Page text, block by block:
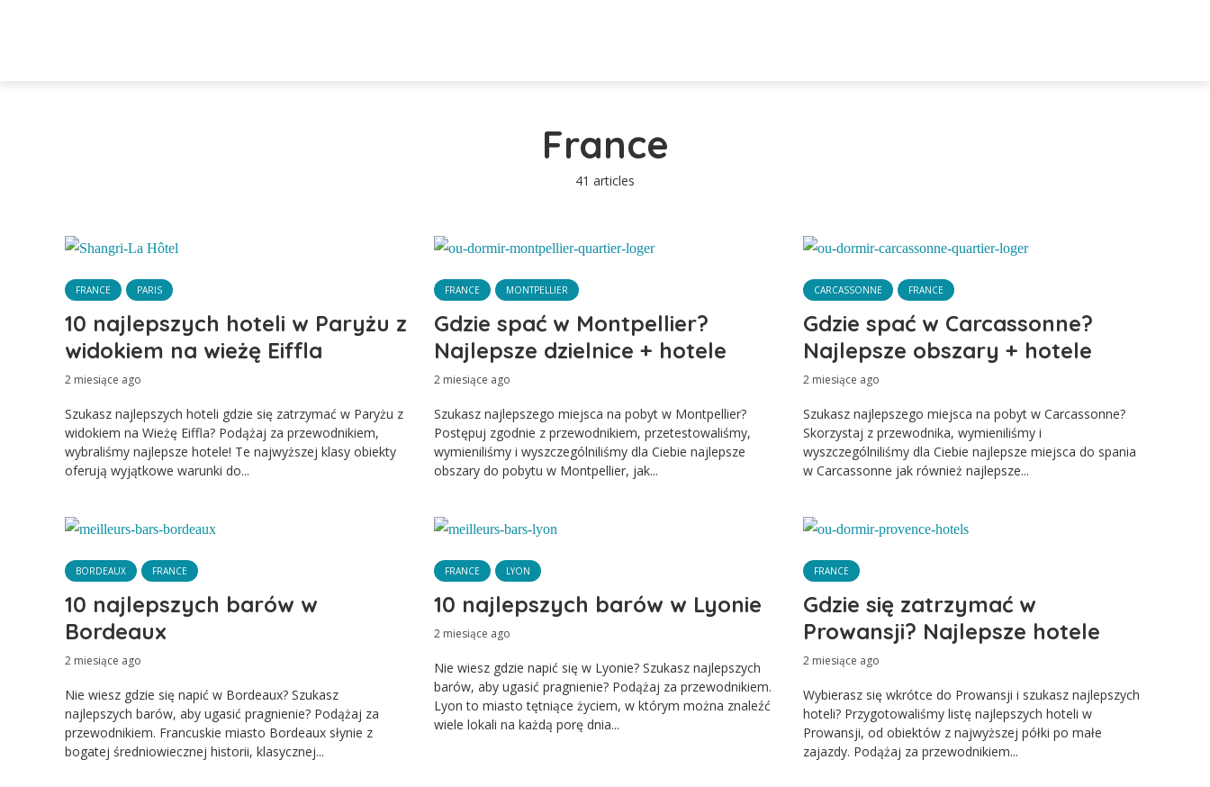
France
41 articles
FRANCE PARIS
10 najlepszych hoteli w Paryżu z
widokiem na wieżę Eiffla
2 miesiące ago
Szukasz najlepszych hoteli gdzie się zatrzymać w Paryżu z
widokiem na Wieżę Eiffla? Podążaj za przewodnikiem,
wybraliśmy najlepsze hotele! Te najwyższej klasy obiekty
oferują wyjątkowe warunki do...
FRANCE MONTPELLIER
Gdzie spać w Montpellier?
Najlepsze dzielnice + hotele
2 miesiące ago
Szukasz najlepszego miejsca na pobyt w Montpellier?
Postępuj zgodnie z przewodnikiem, przetestowaliśmy,
wymieniliśmy i wyszczególniliśmy dla Ciebie najlepsze
obszary do pobytu w Montpellier, jak...
CARCASSONNE FRANCE
Gdzie spać w Carcassonne?
Najlepsze obszary + hotele
2 miesiące ago
Szukasz najlepszego miejsca na pobyt w Carcassonne?
Skorzystaj z przewodnika, wymieniliśmy i
wyszczególniliśmy dla Ciebie najlepsze miejsca do spania
w Carcassonne jak również najlepsze...
BORDEAUX FRANCE
10 najlepszych barów w
Bordeaux
2 miesiące ago
Nie wiesz gdzie się napić w Bordeaux? Szukasz
najlepszych barów, aby ugasić pragnienie? Podążaj za
przewodnikiem. Francuskie miasto Bordeaux słynie z
bogatej średniowiecznej historii, klasycznej...
FRANCE LYON
10 najlepszych barów w Lyonie
2 miesiące ago
Nie wiesz gdzie napić się w Lyonie? Szukasz najlepszych
barów, aby ugasić pragnienie? Podążaj za przewodnikiem.
Lyon to miasto tętniące życiem, w którym można znaleźć
wiele lokali na każdą porę dnia...
FRANCE
Gdzie się zatrzymać w
Prowansji? Najlepsze hotele
2 miesiące ago
Wybierasz się wkrótce do Prowansji i szukasz najlepszych
hoteli? Przygotowaliśmy listę najlepszych hoteli w
Prowansji, od obiektów z najwyższej półki po małe
zajazdy. Podążaj za przewodnikiem...